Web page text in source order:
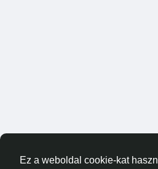
Ez a weboldal cookie-kat